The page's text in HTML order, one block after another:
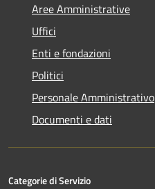
Aree Amministrative
Uffici
Enti e fondazioni
Politici
Personale Amministrativo
Documenti e dati
Categorie di Servizio